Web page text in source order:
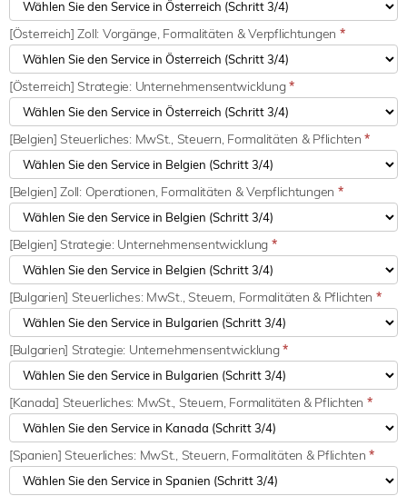
[Österreich] Zoll: Vorgänge, Formalitäten & Verpflichtungen *
[Österreich] Strategie: Unternehmensentwicklung*
[Belgien] Steuerliches: MwSt., Steuern, Formalitäten & Pflichten*
[Belgien] Zoll: Operationen, Formalitäten & Verpflichtungen *
[Belgien] Strategie: Unternehmensentwicklung *
[Bulgarien] Steuerliches: MwSt., Steuern, Formalitäten & Pflichten *
[Bulgarien] Strategie: Unternehmensentwicklung*
[Kanada] Steuerliches: MwSt., Steuern, Formalitäten & Pflichten *
[Spanien] Steuerliches: MwSt., Steuern, Formalitäten & Pflichten*